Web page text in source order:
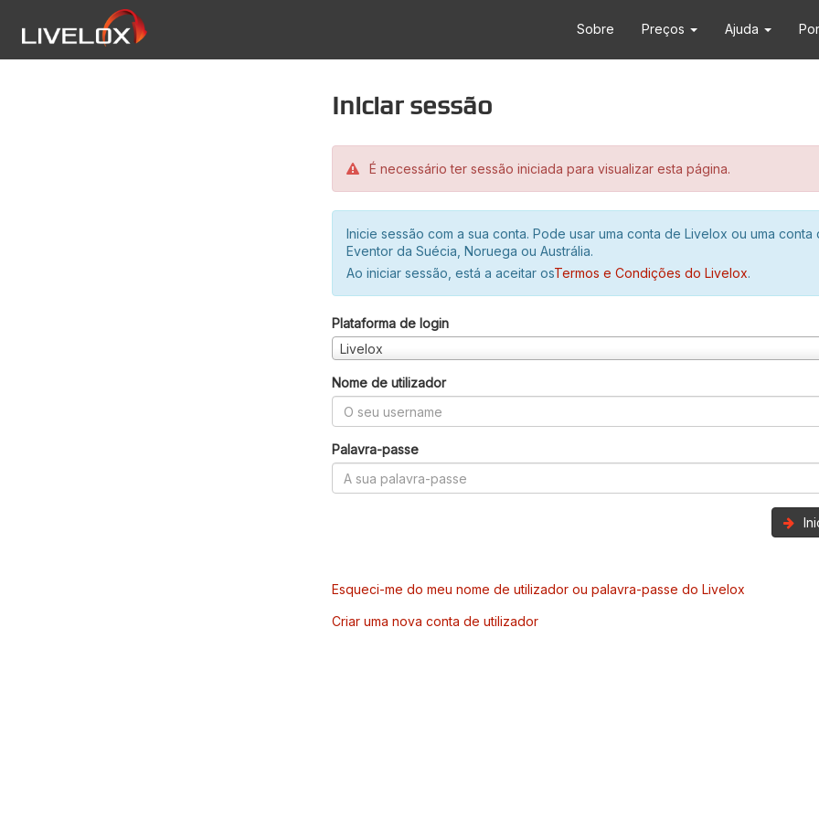
Sobre Preços Ajuda
Iniciar sessão
É necessário ter sessão iniciada para visualizar esta página.
Inicie sessão com a sua conta. Pode usar uma conta de Livelox ou uma conta
Eventor da Suécia, Noruega ou Austrália.
Ao iniciar sessão, está a aceitar osTermos e Condições do Livelox.
Plataforma de login
Livelox
Nome de utilizador
Palavra-passe
Esqueci-me do meu nome de utilizador ou palavra-passe do Livelox
Criar uma nova conta de utilizador